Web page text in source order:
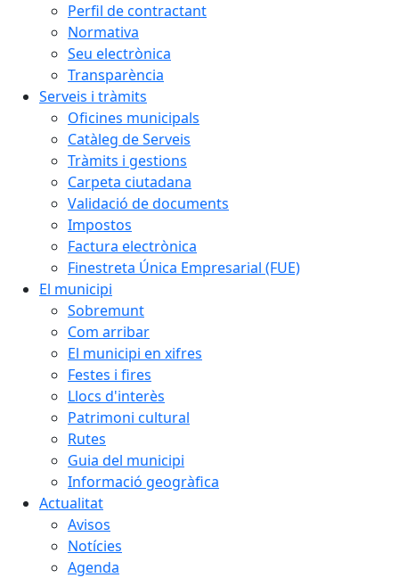
Perfil de contractant
Normativa
Seu electrònica
Transparència
Serveis i tràmits
Oficines municipals
Catàleg de Serveis
Tràmits i gestions
Carpeta ciutadana
Validació de documents
Impostos
Factura electrònica
Finestreta Única Empresarial (FUE)
El municipi
Sobremunt
Com arribar
El municipi en xifres
Festes i fires
Llocs d'interès
Patrimoni cultural
Rutes
Guia del municipi
Informació geogràfica
Actualitat
Avisos
Notícies
Agenda